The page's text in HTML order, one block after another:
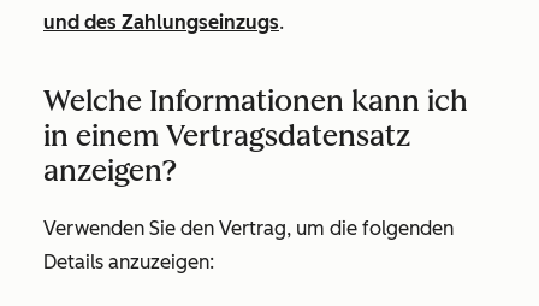
und des Zahlungseinzugs.
Welche Informationen kann ich
in einem Vertragsdatensatz
anzeigen?
Verwenden Sie den Vertrag, um die folgenden
Details anzuzeigen: